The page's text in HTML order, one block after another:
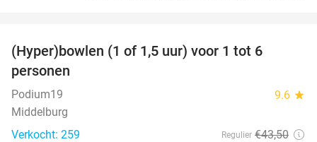
(Hyper)bowlen (1 of 1,5 uur) voor 1 tot 6
personen
Podium19 9.6 star
Middelburg
Verkocht: 259
Regulier €43,50